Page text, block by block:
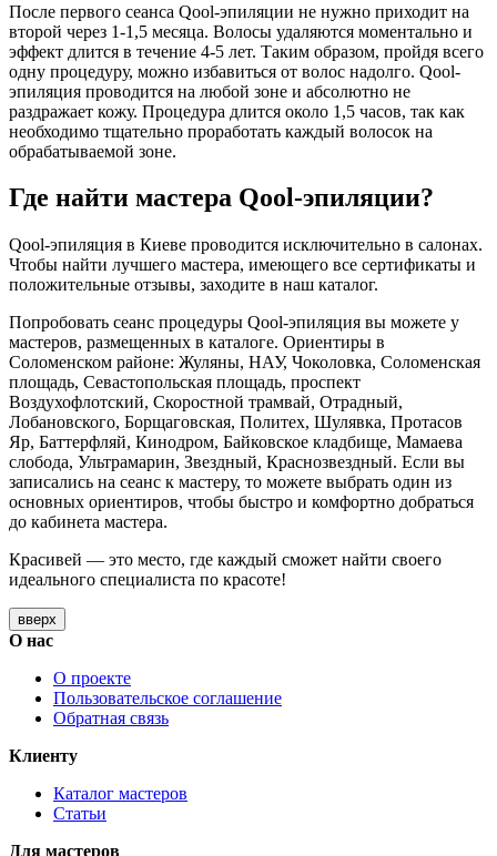
После первого сеанса Qool-эпиляции не нужно приходит на
второй через 1-1,5 месяца. Волосы удаляются моментально и
эффект длится в течение 4-5 лет. Таким образом, пройдя всего
одну процедуру, можно избавиться от волос надолго. Qool-
эпиляция проводится на любой зоне и абсолютно не
раздражает кожу. Процедура длится около 1,5 часов, так как
необходимо тщательно проработать каждый волосок на
обрабатываемой зоне.
Где найти мастера Qool-эпиляции?
Qool-эпиляция в Киеве проводится исключительно в салонах.
Чтобы найти лучшего мастера, имеющего все сертификаты и
положительные отзывы, заходите в наш каталог.
Попробовать сеанс процедуры Qool-эпиляция вы можете у
мастеров, размещенных в каталоге. Ориентиры в
Соломенском районе: Жуляны, НАУ, Чоколовка, Соломенская
площадь, Севастопольская площадь, проспект
Воздухофлотский, Скоростной трамвай, Отрадный,
Лобановского, Борщаговская, Политех, Шулявка, Протасов
Яр, Баттерфляй, Кинодром, Байковское кладбище, Мамаева
слобода, Ультрамарин, Звездный, Краснозвездный. Если вы
записались на сеанс к мастеру, то можете выбрать один из
основных ориентиров, чтобы быстро и комфортно добраться
до кабинета мастера.
Красивей — это место, где каждый сможет найти своего
идеального специалиста по красоте!
вверх
О нас
О проекте
Пользовательское соглашение
Обратная связь
Клиенту
Каталог мастеров
Статьи
Для мастеров